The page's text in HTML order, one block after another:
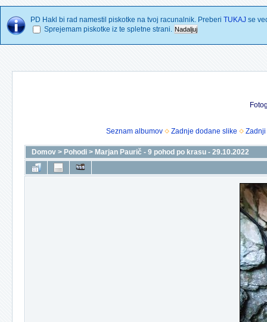
PD Hakl bi rad namestil piskotke na tvoj racunalnik. Preberi TUKAJ se
Sprejemam piskotke iz te spletne strani.
Seznam albumov Zadnje dodane slike
Domov > Pohodi > Marjan Paurič - 9 pohod po krasu - 29.10.2022